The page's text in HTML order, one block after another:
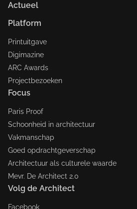
Actueel
Platform
Printuitgave
Digimazine
ARC Awards
Projectbezoeken
Focus
Paris Proof
Schoonheid in architectuur
Vakmanschap
Goed opdrachtgeverschap
Architectuur als culturele waarde
Mevr. De Architect 2.0
Volg de Architect
Facebook